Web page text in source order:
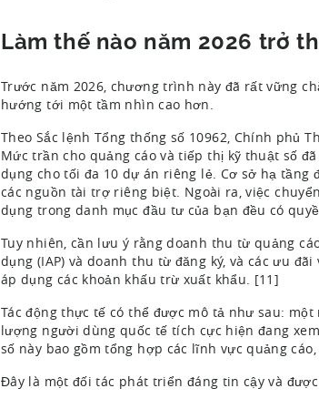
Làm thế nào năm 2026 trở
Trước năm 2026, chương trình này đã rất vững
hướng tới một tầm nhìn cao hơn.
Theo Sắc lệnh Tổng thống số 10962, Chính phủ
Mức trần cho quảng cáo và tiếp thị kỹ thuật số
dụng cho tối đa 10 dự án riêng lẻ. Cơ sở hạ
các nguồn tài trợ riêng biệt. Ngoài ra, việc
dụng trong danh mục đầu tư của bạn đều có
Tuy nhiên, cần lưu ý rằng doanh thu từ quảng
dụng (IAP) và doanh thu từ đăng ký, và các ưu
áp dụng các khoản khấu trừ xuất khẩu. [11]
Tác động thực tế có thể được mô tả như sau:
lượng người dùng quốc tế tích cực hiện đang
số này bao gồm tổng hợp các lĩnh vực quảng
Đây là một đối tác phát triển đáng tin cậy và